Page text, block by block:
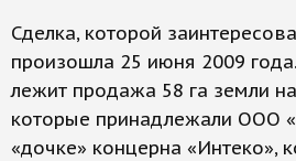
Сделка, которой
произошла 25 июня 2009
лежит продажа 58 га земли
которые принадлежали ООО
«дочке» концерна «Интеко»,